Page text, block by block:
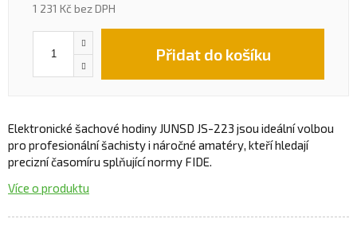
1 231 Kč bez DPH
Přidat do košíku
Elektronické šachové hodiny JUNSD JS-223 jsou ideální volbou
pro profesionální šachisty i náročné amatéry, kteří hledají
precizní časomíru splňující normy FIDE.
Více o produktu